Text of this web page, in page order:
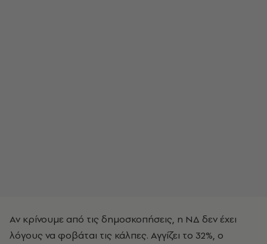
Αν κρίνουμε από τις δημοσκοπήσεις, η ΝΔ δεν έχει
λόγους να φοβάται τις κάλπες. Αγγίζει το 32%, ο